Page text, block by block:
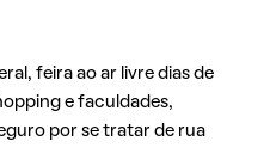
feira ao ar livre dias de
e faculdades,
por se tratar de rua